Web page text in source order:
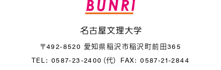
〒492-8520 愛知県稲沢市稲沢町前田365
TEL: 0587-23-2400（代） FAX: 0587-21-2844